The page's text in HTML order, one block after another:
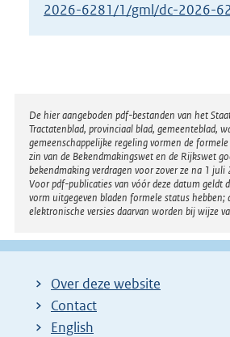
2026-6281/1/gml/dc-2026-
Disclaimer
De hier aangeboden pdf-bestanden van het
Tractatenblad, provinciaal blad, gemeenteblad,
gemeenschappelijke regeling vormen de
zin van de Bekendmakingswet en de Rijkswet
bekendmaking verdragen voor zover ze na 1
Voor pdf-publicaties van vóór deze datum geldt
vorm uitgegeven bladen formele status hebben;
elektronische versies daarvan worden bij wijze
Over deze website
Contact
English